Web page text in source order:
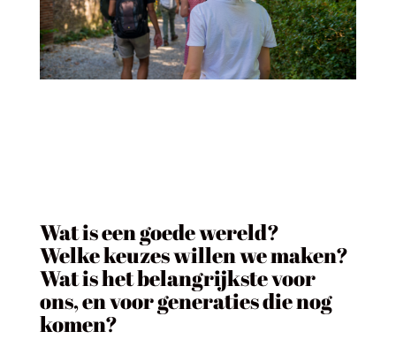
Wat is een goede wereld?
Welke keuzes willen we maken?
Wat is het belangrijkste voor
ons, en voor generaties die nog
komen?